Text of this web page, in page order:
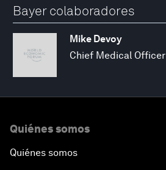
Bayer colaboradores
Mike Devoy
Chief Medical Officer
Quiénes somos
Quiénes somos